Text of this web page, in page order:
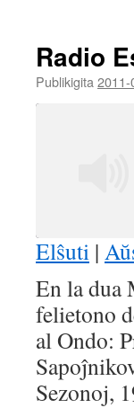
Radio
Publikigita
RSS FEED
LINK
EMBED
Elŝuti |
En la dua
felietono
al Ondo:
Sezonoj,